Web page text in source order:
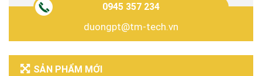
0945 357 234
duongpt@tm-tech.vn
SẢN PHẨM MỚI